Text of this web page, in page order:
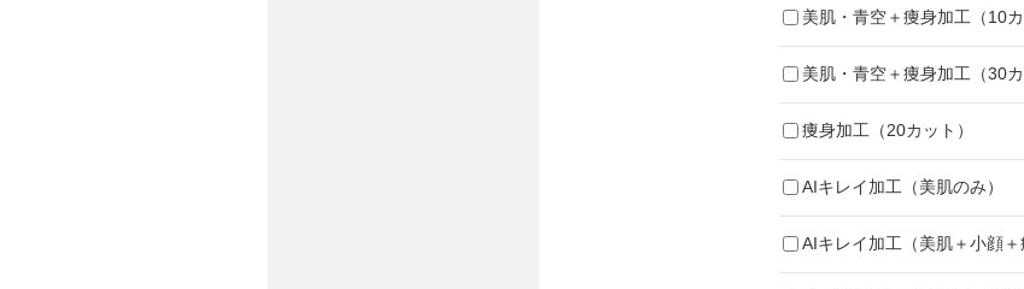
美肌・青空＋痩身加工（10カ
美肌・青空＋痩身加工（30カ
痩身加工（20カット）
AIキレイ加工（美肌のみ）
AIキレイ加工（美肌＋小顔＋